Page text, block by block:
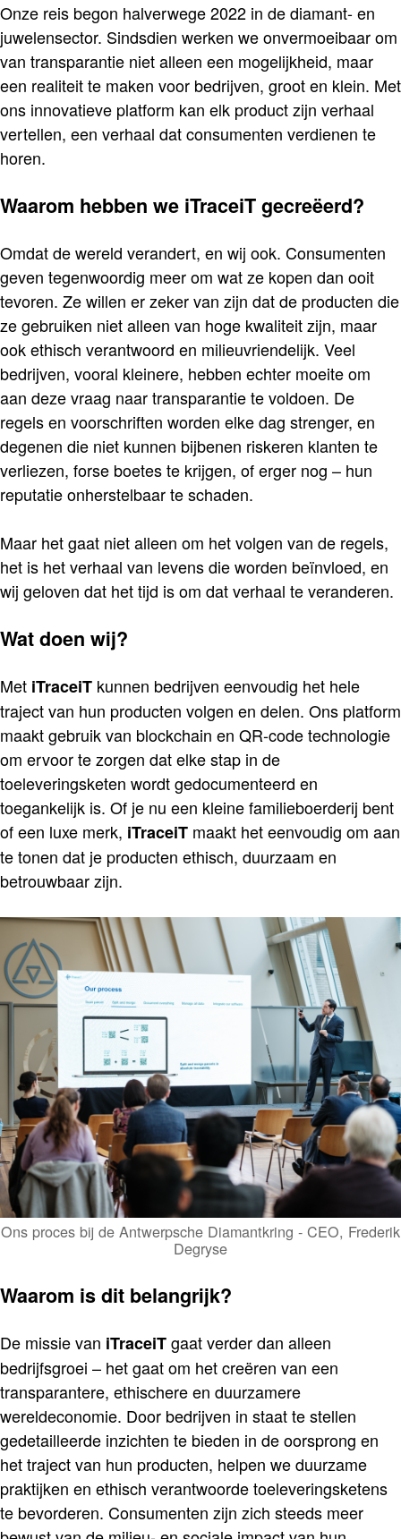
Onze reis begon halverwege 2022 in de diamant- en
juwelensector. Sindsdien werken we onvermoeibaar om
van transparantie niet alleen een mogelijkheid, maar
een realiteit te maken voor bedrijven, groot en klein. Met
ons innovatieve platform kan elk product zijn verhaal
vertellen, een verhaal dat consumenten verdienen te
horen.
Waarom hebben we iTraceiT gecreëerd?
Omdat de wereld verandert, en wij ook. Consumenten
geven tegenwoordig meer om wat ze kopen dan ooit
tevoren. Ze willen er zeker van zijn dat de producten die
ze gebruiken niet alleen van hoge kwaliteit zijn, maar
ook ethisch verantwoord en milieuvriendelijk. Veel
bedrijven, vooral kleinere, hebben echter moeite om
aan deze vraag naar transparantie te voldoen. De
regels en voorschriften worden elke dag strenger, en
degenen die niet kunnen bijbenen riskeren klanten te
verliezen, forse boetes te krijgen, of erger nog – hun
reputatie onherstelbaar te schaden.
Maar het gaat niet alleen om het volgen van de regels,
het is het verhaal van levens die worden beïnvloed, en
wij geloven dat het tijd is om dat verhaal te veranderen.
Wat doen wij?
Met iTraceiT kunnen bedrijven eenvoudig het hele
traject van hun producten volgen en delen. Ons platform
maakt gebruik van blockchain en QR-code technologie
om ervoor te zorgen dat elke stap in de
toeleveringsketen wordt gedocumenteerd en
toegankelijk is. Of je nu een kleine familieboerderij bent
of een luxe merk, iTraceiT maakt het eenvoudig om aan
te tonen dat je producten ethisch, duurzaam en
betrouwbaar zijn.
Ons proces bij de Antwerpsche Diamantkring - CEO, Frederik
Degryse
Waarom is dit belangrijk?
De missie van iTraceiTgaat verder dan alleen
bedrijfsgroei – het gaat om het creëren van een
transparantere, ethischere en duurzamere
wereldeconomie. Door bedrijven in staat te stellen
gedetailleerde inzichten te bieden in de oorsprong en
het traject van hun producten, helpen we duurzame
praktijken en ethisch verantwoorde toeleveringsketens
te bevorderen. Consumenten zijn zich steeds meer